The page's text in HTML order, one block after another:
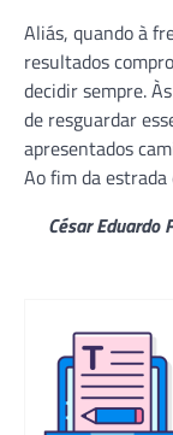
Aliás, quando à
resultados
decidir sempre.
de resguardar
apresentados
Ao fim da
César Eduardo